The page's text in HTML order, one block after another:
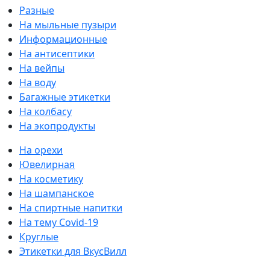
Разные
На мыльные пузыри
Информационные
На антисептики
На вейпы
На воду
Багажные этикетки
На колбасу
На экопродукты
На орехи
Ювелирная
На косметику
На шампанское
На спиртные напитки
На тему Covid-19
Круглые
Этикетки для ВкусВилл